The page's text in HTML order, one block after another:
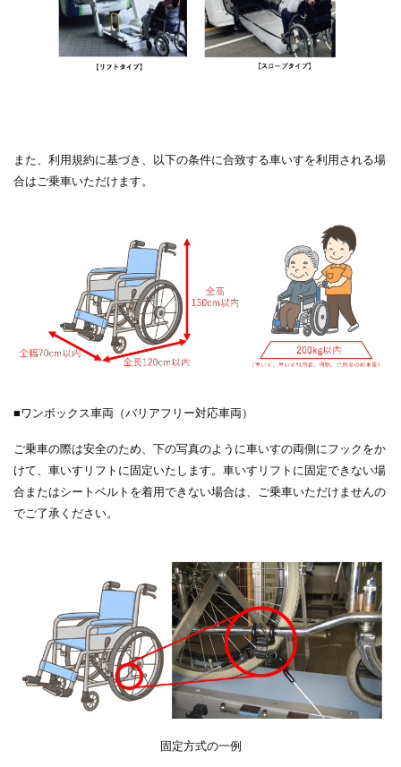
また、利用規約に基づき、以下の条件に合致する車いすを利用される場
合はご乗車いただけます。
■ワンボックス車両（バリアフリー対応車両）
ご乗車の際は安全のため、下の写真のように車いすの両側にフックをか
けて、車いすリフトに固定いたします。車いすリフトに固定できない場
合またはシートベルトを着用できない場合は、ご乗車いただけませんの
でご了承ください。
固定方式の一例